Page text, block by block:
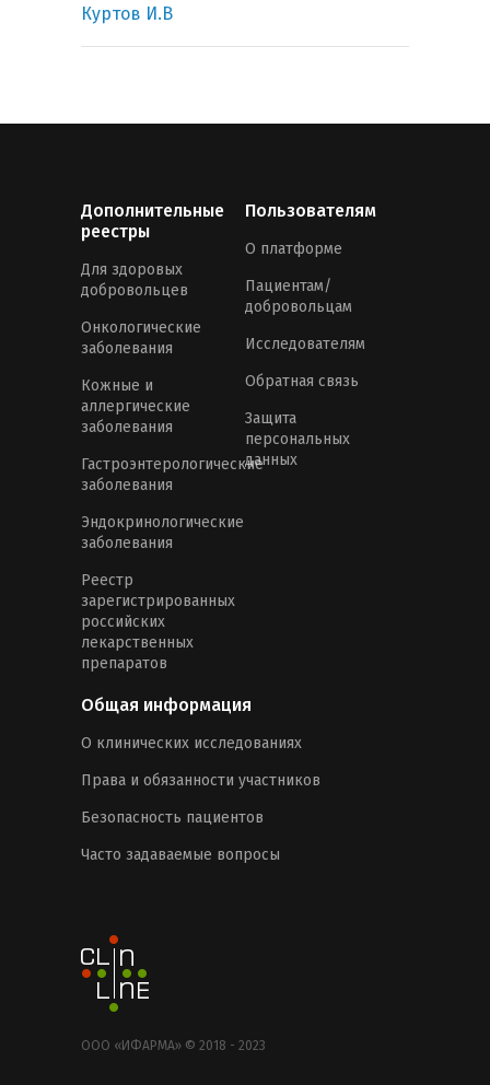
Куртов И.В
Дополнительные
реестры
Для здоровых
добровольцев
Онкологические
заболевания
Кожные и
аллергические
заболевания
Гастроэнтерологические
заболевания
Эндокринологические
заболевания
Реестр
зарегистрированных
российских
лекарственных
препаратов
Пользователям
О платформе
Пациентам/
добровольцам
Исследователям
Обратная связь
Защита
персональных
данных
Общая информация
О клинических исследованиях
Права и обязанности участников
Безопасность пациентов
Часто задаваемые вопросы
ООО «ИФАРМА» © 2018 - 2023